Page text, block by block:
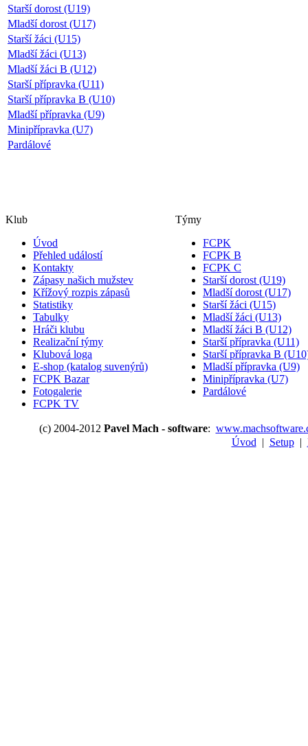
Starší dorost (U19)
Mladší dorost (U17)
Starší žáci (U15)
Mladší žáci (U13)
Mladší žáci B (U12)
Starší přípravka (U11)
Starší přípravka B (U10)
Mladší přípravka (U9)
Minipřípravka (U7)
Pardálové
Klub
Úvod
Přehled událostí
Kontakty
Zápasy našich mužstev
Křížový rozpis zápasů
Statistiky
Tabulky
Hráči klubu
Realizační týmy
Klubová loga
E-shop (katalog suvenýrů)
FCPK Bazar
Fotogalerie
FCPK TV
Týmy
FCPK
FCPK B
FCPK C
Starší dorost (U19)
Mladší dorost (U17)
Starší žáci (U15)
Mladší žáci (U13)
Mladší žáci B (U12)
Starší přípravka (U11)
Starší přípravka B
Mladší přípravka (U9)
Minipřípravka (U7)
Pardálové
(c) 2004-2012 Pavel Mach - software:
Úvod | Setup|